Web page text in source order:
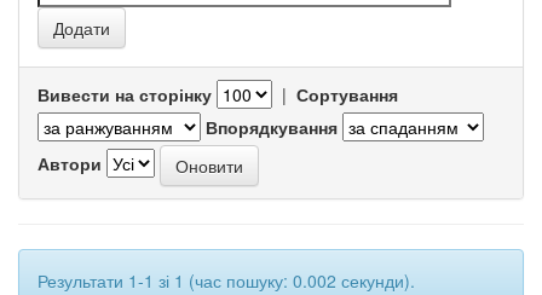
Вивести на сторінку | Сортування
Впорядкування
Автори
Результати 1-1 зі 1 (час пошуку: 0.002 секунди).